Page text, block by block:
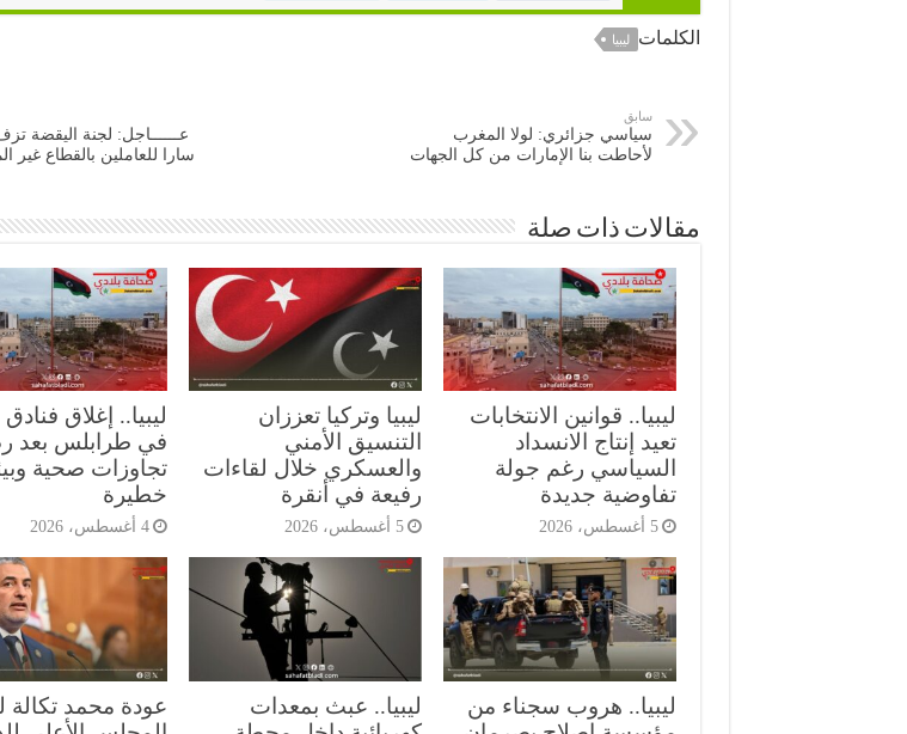
الكلمات ليبيا
سابق
سياسي جزائري: لولا المغرب
لأحاطت بنا الإمارات من كل الجهات
عــــــاجل: لجنة اليقضة
سارا للعاملين بالقطاع غير
مقالات ذات صلة
ليبيا.. قوانين الانتخابات
تعيد إنتاج الانسداد
السياسي رغم جولة
تفاوضية جديدة
5 أغسطس، 2026
ليبيا وتركيا تعززان
التنسيق الأمني
والعسكري خلال لقاءات
رفيعة في أنقرة
5 أغسطس، 2026
ليبيا.. إغلاق
في طرابلس بعد
تجاوزات صحية
خطيرة
4 أغسطس، 2026
ليبيا.. هروب سجناء من
ليبيا.. عبث بمعدات
عودة محمد تكالة